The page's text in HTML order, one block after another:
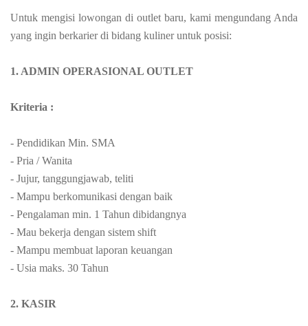
Untuk mengisi lowongan di outlet baru, kami mengundang Anda
yang ingin berkarier di bidang kuliner untuk posisi:
1. ADMIN OPERASIONAL OUTLET
Kriteria :
- Pendidikan Min. SMA
- Pria / Wanita
- Jujur, tanggungjawab, teliti
- Mampu berkomunikasi dengan baik
- Pengalaman min. 1 Tahun dibidangnya
- Mau bekerja dengan sistem shift
- Mampu membuat laporan keuangan
- Usia maks. 30 Tahun
2. KASIR